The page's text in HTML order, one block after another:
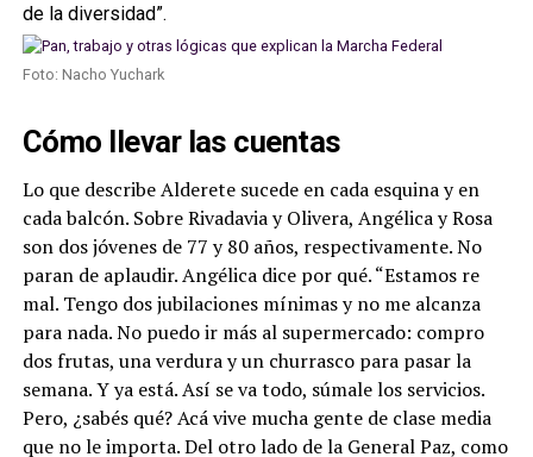
de la diversidad”.
Foto: Nacho Yuchark
Cómo llevar las cuentas
Lo que describe Alderete sucede en cada esquina y en
cada balcón. Sobre Rivadavia y Olivera, Angélica y Rosa
son dos jóvenes de 77 y 80 años, respectivamente. No
paran de aplaudir. Angélica dice por qué. “Estamos re
mal. Tengo dos jubilaciones mínimas y no me alcanza
para nada. No puedo ir más al supermercado: compro
dos frutas, una verdura y un churrasco para pasar la
semana. Y ya está. Así se va todo, súmale los servicios.
Pero, ¿sabés qué? Acá vive mucha gente de clase media
que no le importa. Del otro lado de la General Paz, como